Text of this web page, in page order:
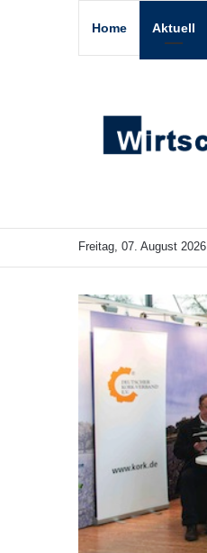
Home Aktuell
Freitag, 07. August 2026